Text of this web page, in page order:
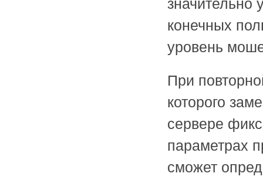
значительно
конечных
уровень
При
которого
сервере
параметрах
сможет